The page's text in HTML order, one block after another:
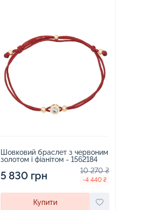
Шовковий браслет з червоним
золотом і фіанітом - 1562184
5 830 грн 10 270 ₴
-4 440 ₴
Купити